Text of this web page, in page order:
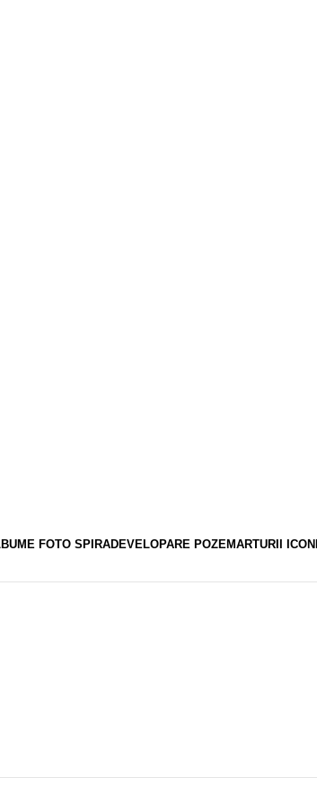
FOTO SPIRADEVELOPARE POZEMARTURII